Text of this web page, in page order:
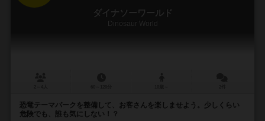
ダイナソーワールド
Dinosaur World
恐竜テーマパークを整備して、お客さんを楽しませよう。少しくらい
危険でも、誰も気にしない！？